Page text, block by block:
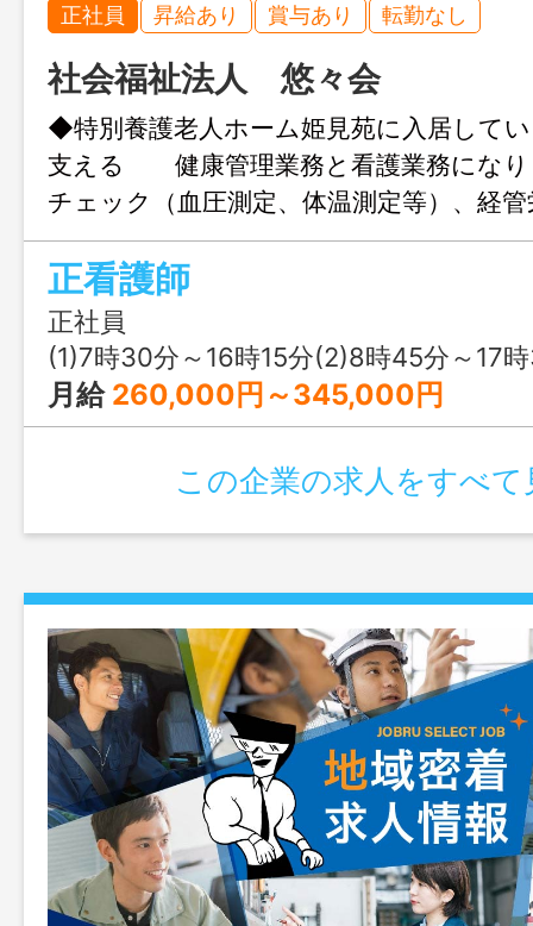
正社員 昇給あり 賞与あり 転勤なし
社会福祉法人 悠々会
◆特別養護老人ホーム姫見苑に入居して
支える 健康管理業務と看護業務にな
チェック（血圧測定、体温測定等）、経
病院受診・往診対応、看とり対応 （排
助等の介護はありません） ・オンコー
せん ＊変更範囲：変更なし ※応募に
ークの紹介状が必要です。
正看護師
正社員
(1)7時30分～16時15分(2)8時45分～17時30分(3)9
月給 260,000円～345,000円
この企業の求人をすべて